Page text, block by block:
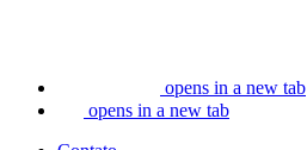
opens in a new tab
opens in a new tab